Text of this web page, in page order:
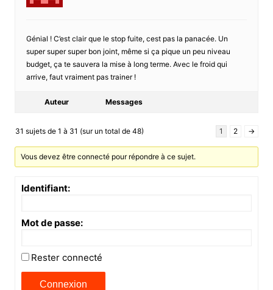
Génial ! C’est clair que le stop fuite, cest pas la panacée. Un
super super super bon joint, même si ça pique un peu niveau
budget, ça te sauvera la mise à long terme. Avec le froid qui
arrive, faut vraiment pas trainer !
Auteur Messages
31 sujets de 1 à 31 (sur un total de 48) 1 2 →
Vous devez être connecté pour répondre à ce sujet.
Identifiant:
Mot de passe:
Rester connecté
Connexion